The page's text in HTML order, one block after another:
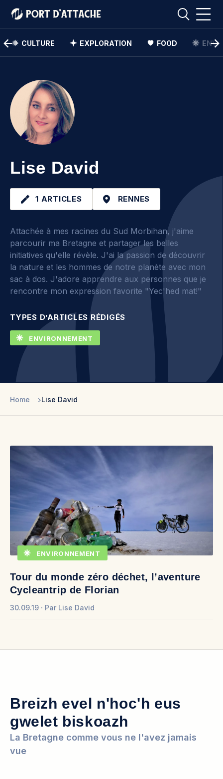
CULTURE EXPLORATION FOOD
Comment pouvons-nous vous aider ?
Rechercher
Rechercher
Lise David
1 ARTICLES RENNES
Attachée à mes racines du Sud Morbihan, j'aime
parcourir ma Bretagne et partager les belles
initiatives qu'elle révèle. J'ai la passion de découvrir
la nature et les hommes de notre planète avec mon
sac à dos. J'adore apprendre aux personnes que je
rencontre mon expression favorite "Yec'hed mat!"
TYPES D’ARTICLES RÉDIGÉS
ENVIRONNEMENT
Home Lise David
ENVIRONNEMENT
Tour du monde zéro déchet, l’aventure
Cycleantrip de Florian
30.09.19 Par Lise David
Breizh evel n'hoc'h eus
gwelet biskoazh
La Bretagne comme vous ne l'avez jamais
vue